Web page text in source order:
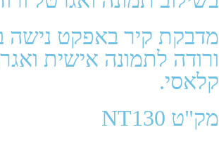
מדבקת קיר באפקט נישה
ורודה לתמונה אישית
קלאסי.
מק"ט NT130